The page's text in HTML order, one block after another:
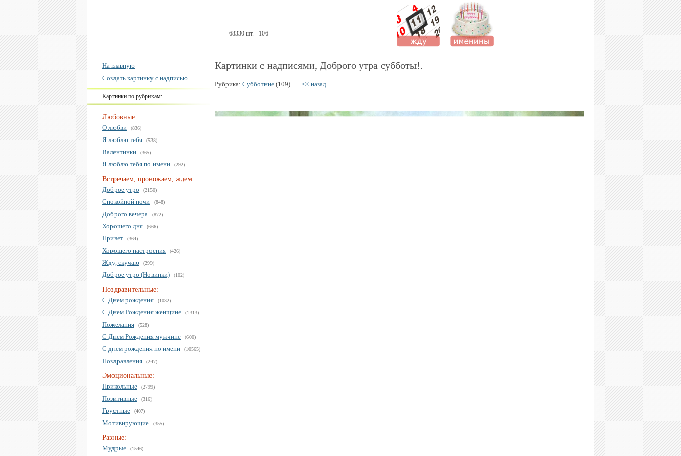
68330 шт. +106
На главную
Создать картинку с надписью
Картинки по рубрикам:
Любовные:
О любви
(836)
Я люблю тебя (538)
Валентинки (365)
Я люблю тебя по имени (292)
Встречаем, провожаем, ждем:
Доброе утро
(2150)
Спокойной ночи (848)
Доброго вечера (872)
Хорошего дня (666)
Привет (364)
Хорошего настроения (426)
Жду, скучаю (299)
Доброе утро (Новинки) (102)
Поздравительные:
С Днем рождения
(1032)
С Днем Рождения женщине (1313)
Пожелания (528)
С Днем Рождения мужчине (600)
С днем рождения по имени (10565)
Поздравления (247)
Эмоциональные:
Прикольные
(2799)
Позитивные (316)
Грустные (407)
Мотивирующие (355)
Разные:
Мудрые
(1546)
Картинки с надписями, Доброго утра субботы!.
Рубрика: Субботние (109) << назад